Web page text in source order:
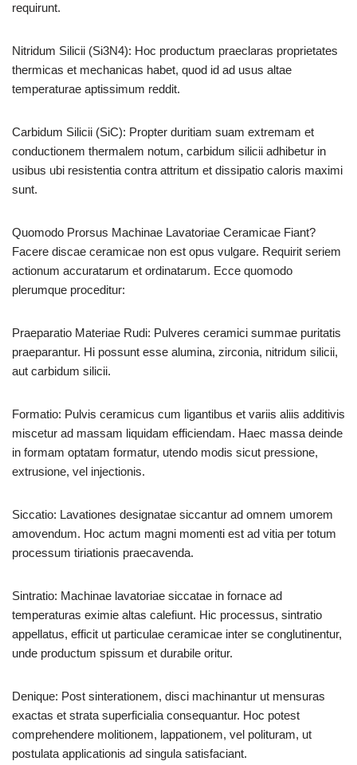
requirunt.
Nitridum Silicii (Si3N4): Hoc productum praeclaras proprietates
thermicas et mechanicas habet, quod id ad usus altae
temperaturae aptissimum reddit.
Carbidum Silicii (SiC): Propter duritiam suam extremam et
conductionem thermalem notum, carbidum silicii adhibetur in
usibus ubi resistentia contra attritum et dissipatio caloris maximi
sunt.
Quomodo Prorsus Machinae Lavatoriae Ceramicae Fiant?
Facere discae ceramicae non est opus vulgare. Requirit seriem
actionum accuratarum et ordinatarum. Ecce quomodo
plerumque proceditur:
Praeparatio Materiae Rudi: Pulveres ceramici summae puritatis
praeparantur. Hi possunt esse alumina, zirconia, nitridum silicii,
aut carbidum silicii.
Formatio: Pulvis ceramicus cum ligantibus et variis aliis additivis
miscetur ad massam liquidam efficiendam. Haec massa deinde
in formam optatam formatur, utendo modis sicut pressione,
extrusione, vel injectionis.
Siccatio: Lavationes designatae siccantur ad omnem umorem
amovendum. Hoc actum magni momenti est ad vitia per totum
processum tiriationis praecavenda.
Sintratio: Machinae lavatoriae siccatae in fornace ad
temperaturas eximie altas calefiunt. Hic processus, sintratio
appellatus, efficit ut particulae ceramicae inter se conglutinentur,
unde productum spissum et durabile oritur.
Denique: Post sinterationem, disci machinantur ut mensuras
exactas et strata superficialia consequantur. Hoc potest
comprehendere molitionem, lappationem, vel polituram, ut
postulata applicationis ad singula satisfaciant.